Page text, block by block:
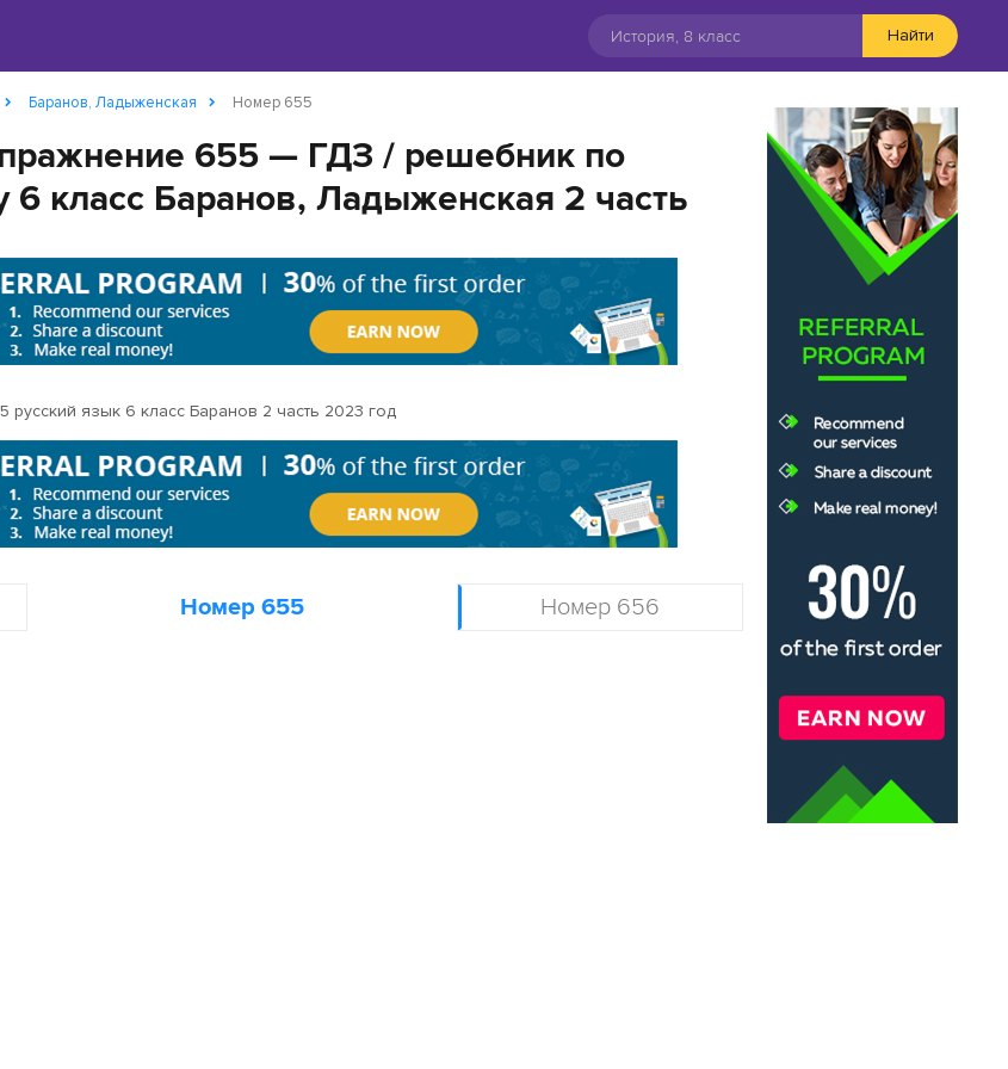
Баранов, Ладыженская Номер 655
655 — ГДЗ / решебник по
6 класс Баранов, Ладыженская 2 часть
Номер 656
Номер 655
Найти